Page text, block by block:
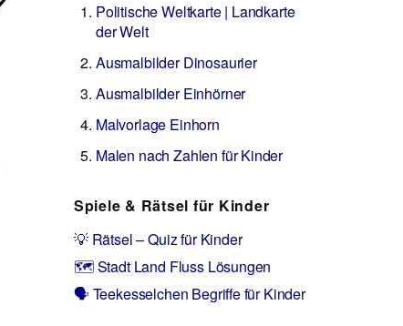
Politische Weltkarte | Landkarte
der Welt
Ausmalbilder Dinosaurier
Ausmalbilder Einhörner
Malvorlage Einhorn
Malen nach Zahlen für Kinder
Spiele & Rätsel für Kinder
💡 Rätsel – Quiz für Kinder
🗺️ Stadt Land Fluss Lösungen
🗣️ Teekesselchen Begriffe für Kinder